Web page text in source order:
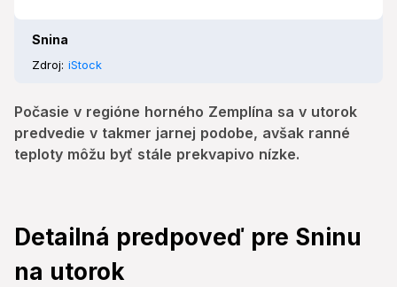
Snina
Zdroj: iStock
Počasie v regióne horného Zemplína sa v utorok
predvedie v takmer jarnej podobe, avšak ranné
teploty môžu byť stále prekvapivo nízke.
Detailná predpoveď pre Sninu
na utorok